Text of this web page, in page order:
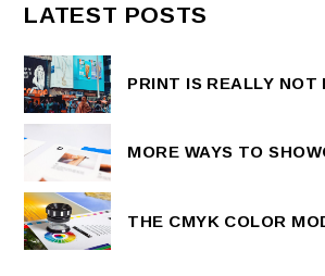
LATEST POSTS
PRINT IS REALLY NOT
MORE WAYS TO
THE CMYK COLOR